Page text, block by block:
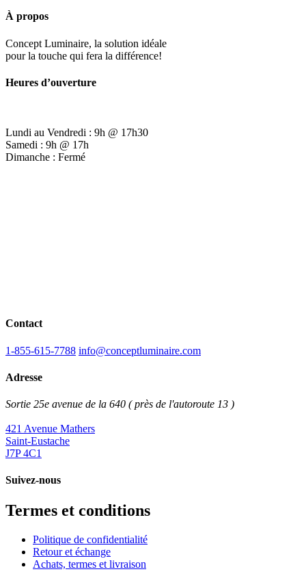
À propos
Concept Luminaire, la solution idéale
pour la touche qui fera la différence!
Heures d’ouverture
Lundi au Vendredi : 9h @ 17h30
Samedi : 9h @ 17h
Dimanche : Fermé
Contact
1-855-615-7788 info@conceptluminaire.com
Adresse
Sortie 25e avenue de la 640 ( près de l'autoroute 13 )
421 Avenue Mathers
Saint-Eustache
J7P 4C1
Suivez-nous
Termes et conditions
Politique de confidentialité
Retour et échange
Achats, termes et livraison